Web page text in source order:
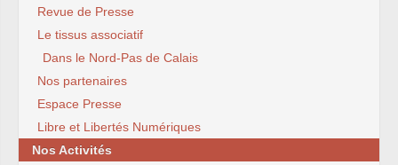
Revue de Presse
Le tissus associatif
Dans le Nord-Pas de Calais
Nos partenaires
Espace Presse
Libre et Libertés Numériques
Nos Activités